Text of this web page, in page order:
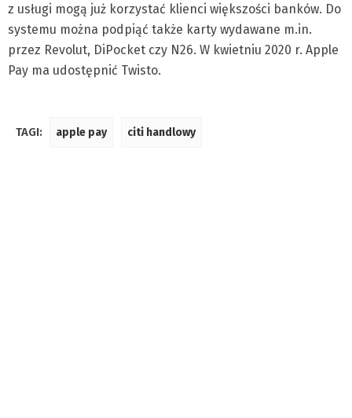
z usługi mogą już korzystać klienci większości banków. Do
systemu można podpiąć także karty wydawane m.in.
przez Revolut, DiPocket czy N26. W kwietniu 2020 r. Apple
Pay ma udostępnić Twisto.
TAGI: apple pay citi handlowy